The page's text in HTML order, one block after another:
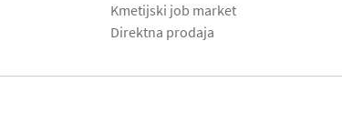
Kmetijski job market
Direktna prodaja